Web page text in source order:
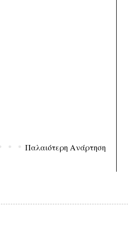
Παλαιότερη Ανάρτηση